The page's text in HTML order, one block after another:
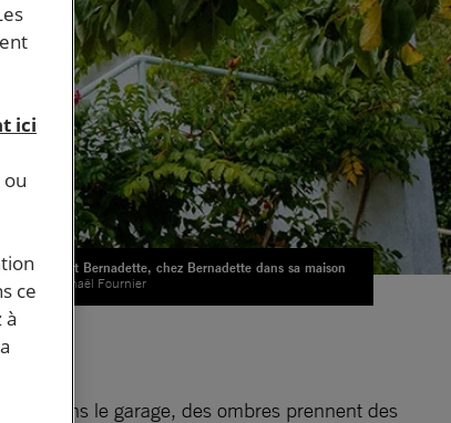
Malic et Bernadette, chez Bernadette dans sa maison
© Raphaël Fournier
Dans le garage, des ombres prennent des
ici
ou
ce
à